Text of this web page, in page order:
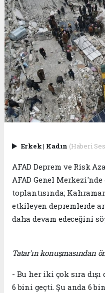
Erkek| Kadın (Haberi
AFAD Deprem ve Risk
AFAD Genel
toplantısında;
etkileyen depremlerde
daha devam edeceğini
Tatar'ın konuşmasından
- Bu her iki çok sıra dışı
6 bini geçti. Şu anda 6